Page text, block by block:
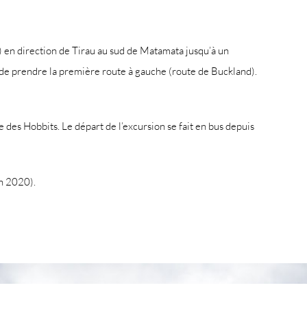
direction de Tirau au sud de Matamata jusqu’à un
prendre la première route à gauche (route de Buckland).
Hobbits. Le départ de l’excursion se fait en bus depuis
2020).